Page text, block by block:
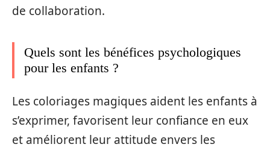
de collaboration.
Quels sont les bénéfices psychologiques
pour les enfants ?
Les coloriages magiques aident les enfants à
s’exprimer, favorisent leur confiance en eux
et améliorent leur attitude envers les